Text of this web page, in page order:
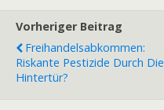
Vorheriger Beitrag
Freihandelsabkommen:
Riskante Pestizide Durch Die
Hintertür?